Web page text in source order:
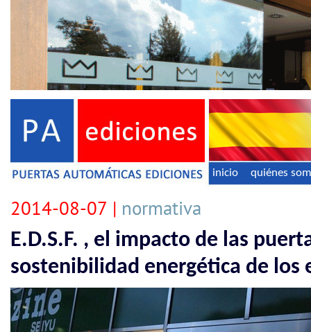
inicio quiénes
2014-08-07 | normativa
E.D.S.F. , el impacto de las
sostenibilidad energética de los